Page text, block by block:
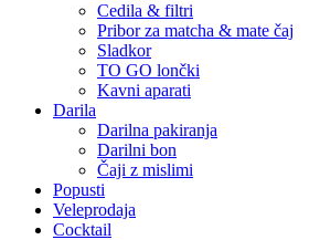
Cedila & filtri
Pribor za matcha & mate čaj
Sladkor
TO GO lončki
Kavni aparati
Darila
Darilna pakiranja
Darilni bon
Čaji z mislimi
Popusti
Veleprodaja
Cocktail